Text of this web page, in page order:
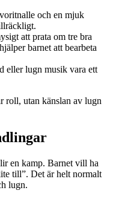
och en mjuk
att prata om tre bra
barnet att bearbeta
eller lugn musik vara ett
roll, utan känslan av lugn
en kamp. Barnet vill ha
till”. Det är helt normalt
lugn.